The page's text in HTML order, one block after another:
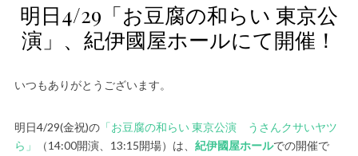
明日4/29「お豆腐の和らい 東京公
演」、紀伊國屋ホールにて開催！
いつもありがとうございます。
明日4/29(金祝)の「お豆腐の和らい 東京公演 うさんクサいヤツ
ら」
（14:00開演、13:15開場）は、 紀伊國屋ホールでの開催で